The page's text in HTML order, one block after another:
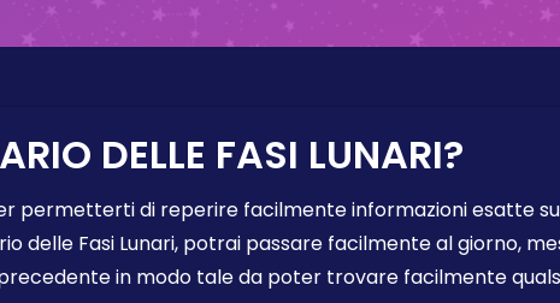
DELLE FASI LUNARI?
permetterti di reperire facilmente informazioni esatte
delle Fasi Lunari, potrai passare facilmente al giorno,
in modo tale da poter trovare facilmente